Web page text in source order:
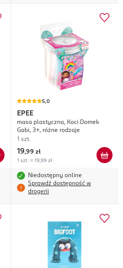
5,0
EPEE
masa plastyczna, Koci Domek
Gabi, 3+, różne rodzaje
1 szt.
19,99 zł
1 szt. = 19,99 zł
Niedostępny online
Sprawdź dostępność w
drogerii